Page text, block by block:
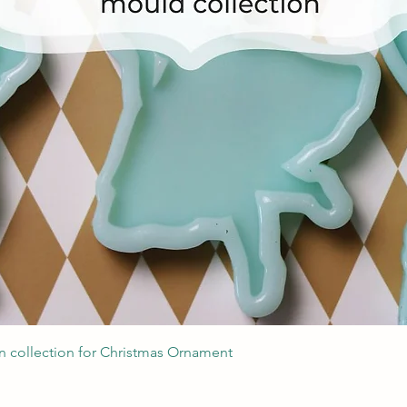
Podgląd
collection for Christmas Ornament